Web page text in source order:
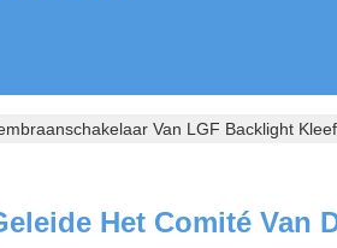
Van LGF Backlight
Het Comité Van